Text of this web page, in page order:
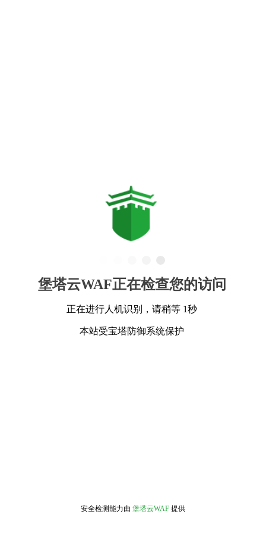
堡塔云WAF正在检查您的访问
正在进行人机识别，请稍等 1秒
本站受宝塔防御系统保护
安全检测能力由 堡塔云WAF 提供